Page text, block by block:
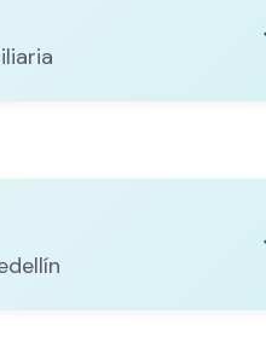
GASTOS NOTARIALES